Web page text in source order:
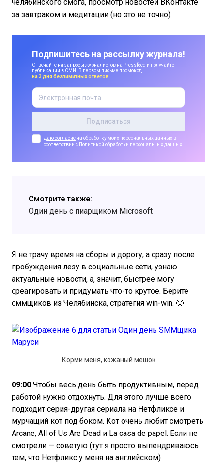
челябинского смога, просмотр новостей ВКонтакте
за завтраком и медитации (но это не точно).
Подпишитесь на рассылку журнала!
Отвечайте на запросы журналистов на Pressfeed и получайте
публикации в СМИ! В первом письме промокод
на 3 дня безлимитных ответов
Даю согласие на обработку моих персональных данных в
соответствии с Политикой обработки персональных данных
Смотрите также:
Один день с пиарщиком Microsoft
Я не трачу время на сборы и дорогу, а сразу после
пробуждения лезу в социальные сети, узнаю
актуальные новости, а, значит, быстрее могу
среагировать и придумать что-то крутое. Берите
сммщиков из Челябинска, стратегия win-win. 🙂
Корми меня, кожаный мешок
09:00 Чтобы весь день быть продуктивным, перед
работой нужно отдохнуть. Для этого лучше всего
подходит серия-другая сериала на Нетфликсе и
мурчащий кот под боком. Кот очень любит смотреть
Arcane, All of Us Are Dead и La casa de papel. Если не
смотрели — советую (тут я просто выпендриваюсь
тем, что Нетфликс у меня на английском)